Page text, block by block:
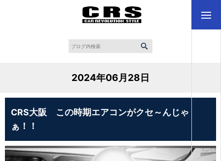
2024年06月28日
CRS大阪 この時期エアコンがクセ～んじゃ
ぁ！！